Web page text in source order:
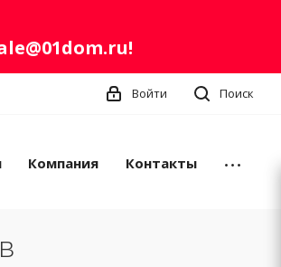
!
Поиск
Войти
Компания Контакты